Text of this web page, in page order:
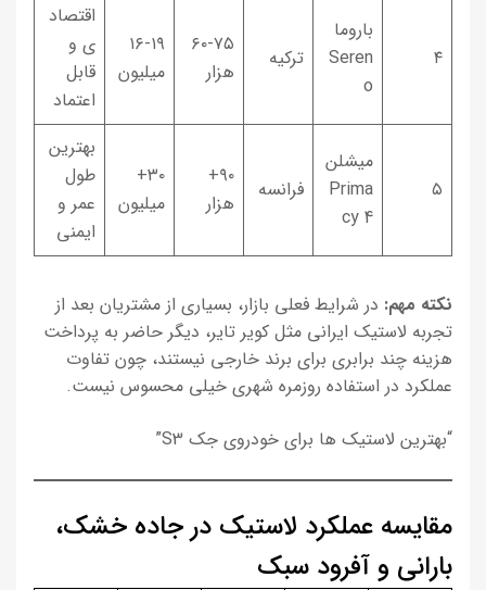
۴
باروما
Seren
o
ترکیه
۶۰-۷۵
هزار
۱۶-۱۹
میلیون
اقتصاد
ی و
قابل
اعتماد
۵
میشلن
Prima
cy 4
فرانسه
۹۰+
هزار
۳۰+
میلیون
بهترین
طول
عمر و
ایمنی
نکته مهم: در شرایط فعلی بازار، بسیاری از مشتریان بعد از
تجربه لاستیک ایرانی مثل کویر تایر، دیگر حاضر به پرداخت
هزینه چند برابری برای برند خارجی نیستند، چون تفاوت
عملکرد در استفاده روزمره شهری خیلی محسوس نیست.
“بهترین لاستیک ها برای خودروی جک S3”
مقایسه عملکرد لاستیک در جاده خشک،
بارانی و آفرود سبک